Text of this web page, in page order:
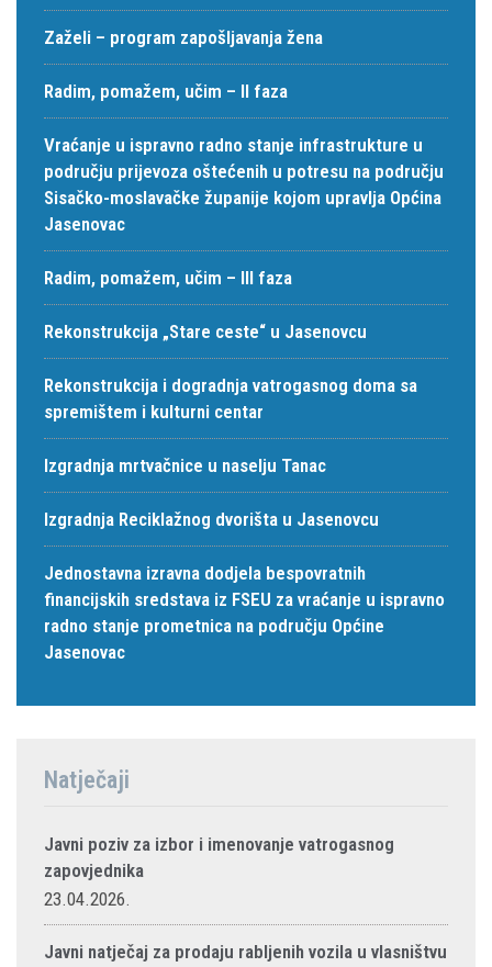
Zaželi – program zapošljavanja žena
Radim, pomažem, učim – II faza
Vraćanje u ispravno radno stanje infrastrukture u
području prijevoza oštećenih u potresu na području
Sisačko-moslavačke županije kojom upravlja Općina
Jasenovac
Radim, pomažem, učim – III faza
Rekonstrukcija „Stare ceste“ u Jasenovcu
Rekonstrukcija i dogradnja vatrogasnog doma sa
spremištem i kulturni centar
Izgradnja mrtvačnice u naselju Tanac
Izgradnja Reciklažnog dvorišta u Jasenovcu
Jednostavna izravna dodjela bespovratnih
financijskih sredstava iz FSEU za vraćanje u ispravno
radno stanje prometnica na području Općine
Jasenovac
Natječaji
Javni poziv za izbor i imenovanje vatrogasnog
zapovjednika
23.04.2026.
Javni natječaj za prodaju rabljenih vozila u vlasništvu